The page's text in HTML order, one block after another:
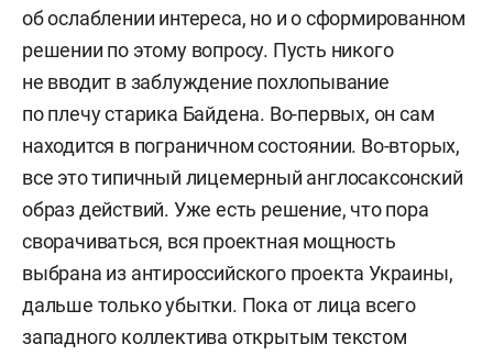
об ослаблении интереса, но и о сформированном
решении по этому вопросу. Пусть никого
не вводит в заблуждение похлопывание
по плечу старика Байдена. Во-первых, он сам
находится в пограничном состоянии. Во-вторых,
все это типичный лицемерный англосаксонский
образ действий. Уже есть решение, что пора
сворачиваться, вся проектная мощность
выбрана из антироссийского проекта Украины,
дальше только убытки. Пока от лица всего
западного коллектива открытым текстом